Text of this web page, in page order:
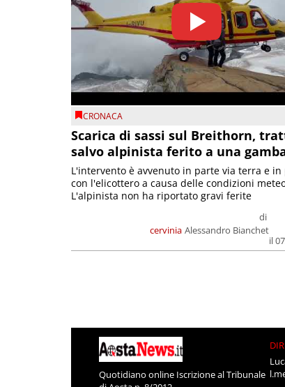
CRONACA
Scarica di sassi sul Breithorn,
salvo alpinista ferito a una
cervinia
di
Alessandro Bianchet
il
L'intervento è avvenuto in parte via terra e in
con l'elicottero a causa delle condizioni
L'alpinista non ha riportato gravi ferite
Quotidiano online Iscrizione al Tribunale